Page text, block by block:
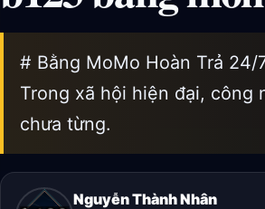
# Bằng MoMo Hoàn Trả 24/
Trong xã hội hiện đại, công
chưa từng.
Nguyễn Thành Nhân